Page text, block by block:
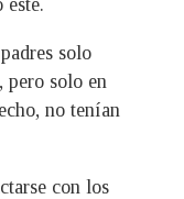
solo
pero solo en
no tenían
con los